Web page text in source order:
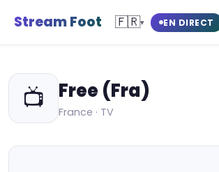
Stream Foot 🇫🇷▾ EN DIRECT
📺 Free (Fra)
France · TV